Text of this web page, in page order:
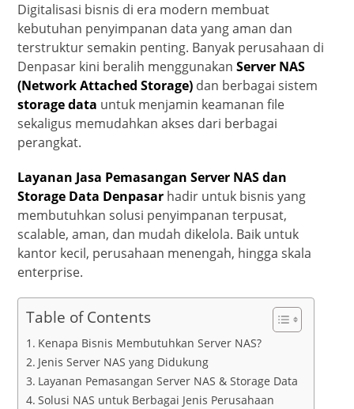
Digitalisasi bisnis di era modern membuat
kebutuhan penyimpanan data yang aman dan
terstruktur semakin penting. Banyak perusahaan di
Denpasar kini beralih menggunakanServer NAS
(Network Attached Storage) dan berbagai sistem
storage data untuk menjamin keamanan file
sekaligus memudahkan akses dari berbagai
perangkat.
Layanan Jasa Pemasangan Server NAS dan
Storage Data Denpasar hadir untuk bisnis yang
membutuhkan solusi penyimpanan terpusat,
scalable, aman, dan mudah dikelola. Baik untuk
kantor kecil, perusahaan menengah, hingga skala
enterprise.
Table of Contents
Kenapa Bisnis Membutuhkan Server NAS?
Jenis Server NAS yang Didukung
Layanan Pemasangan Server NAS & Storage Data
Solusi NAS untuk Berbagai Jenis Perusahaan